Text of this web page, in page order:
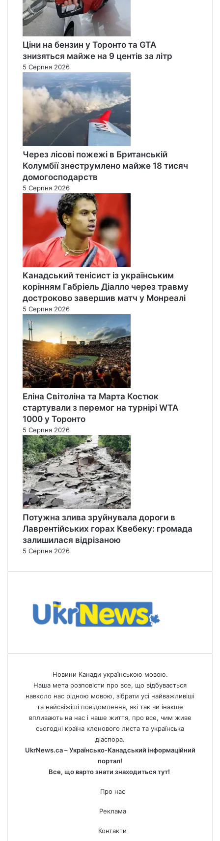
я
н
Ціни на бензин у Торонто та GTA
знизяться майже на 9 центів за літр
5 Серпня 2026
Через лісові пожежі в Британській
Колумбії знеструмлено майже 18 тисяч
домогосподарств
5 Серпня 2026
Канадський тенісист із українським
корінням Габріель Діалло через травму
достроково завершив матч у Монреалі
5 Серпня 2026
Еліна Світоліна та Марта Костюк
стартували з перемог на турнірі WTA
1000 у Торонто
5 Серпня 2026
Потужна злива зруйнувала дороги в
Лаврентійських горах Квебеку: громада
залишилася відрізаною
5 Серпня 2026
Новини Канади українською мовою.
Наша мета розповісти про все, що відбувається
навколо нас рідною мовою, зібрати усі найважливіші
та найсвіжіші повідомлення, які так чи інакше
впливають на нас і наше життя, про все, чим живе
сьогодні країна кленового листа та українська
діаспора.
UkrNews.ca – Українсько-Канадський інформаційний
портал!
Все, що варто знати знаходиться тут!
Про нас
Реклама
Контакти